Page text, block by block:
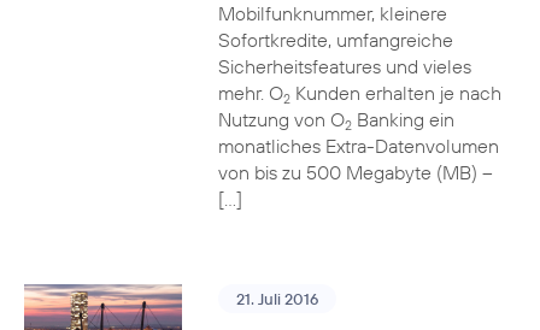
Mobilfunknummer, kleinere
Sofortkredite, umfangreiche
Sicherheitsfeatures und vieles
mehr. O2Kunden erhalten je nach
Nutzung von O2Banking ein
monatliches Extra-Datenvolumen
von bis zu 500 Megabyte (MB) –
[…]
21. Juli 2016